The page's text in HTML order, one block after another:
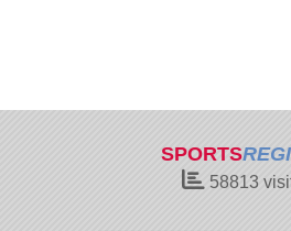
SPORTS
58813